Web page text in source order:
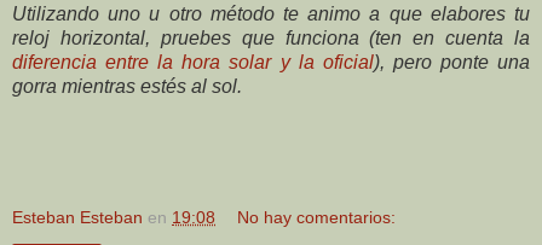
Utilizando uno u otro método te animo a que elabores tu
reloj horizontal, pruebes que funciona (ten en cuenta la
diferencia entre la hora solar y la oficial), pero ponte una
gorra mientras estés al sol.
Esteban Esteban en 19:08 No hay comentarios: